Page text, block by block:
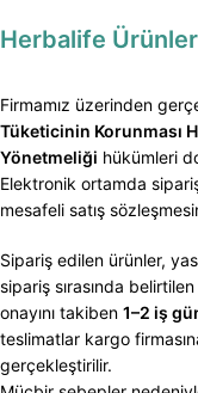
Herbalife
Firmamız üzerinden
Tüketicinin Korunması
Yönetmeliği hükümleri
Elektronik ortamda
mesafeli satış
Sipariş edilen ürünler,
sipariş sırasında
onayını takiben 1–2 iş
teslimatlar kargo
gerçekleştirilir.